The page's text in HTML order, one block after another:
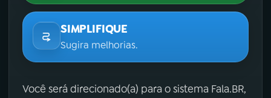
SIMPLIFIQUE
Sugira melhorias.
Você será direcionado(a) para o sistema Fala.BR,